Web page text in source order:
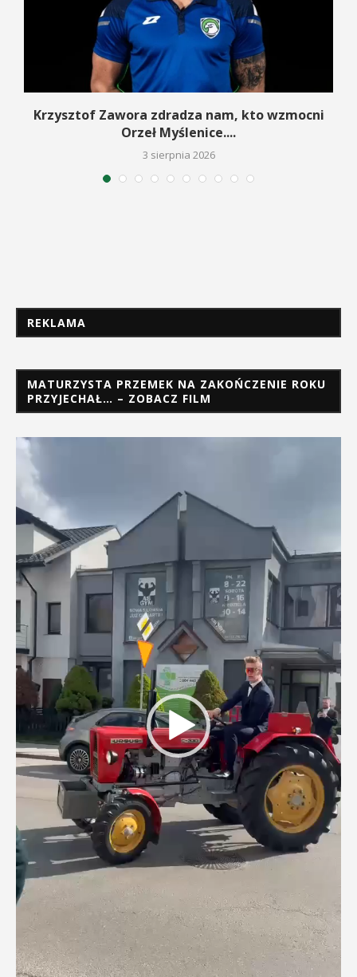
Krzysztof Zawora zdradza nam, kto wzmocni
Orzeł Myślenice....
3 sierpnia 2026
REKLAMA
MATURZYSTA PRZEMEK NA ZAKOŃCZENIE ROKU
PRZYJECHAŁ… – ZOBACZ FILM
Odtwarzacz